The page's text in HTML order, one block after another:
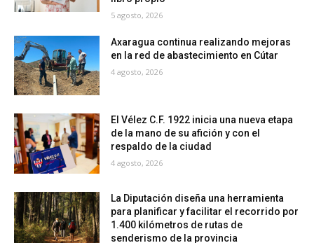
5 agosto, 2026
Axaragua continua realizando mejoras
en la red de abastecimiento en Cútar
4 agosto, 2026
El Vélez C.F. 1922 inicia una nueva etapa
de la mano de su afición y con el
respaldo de la ciudad
4 agosto, 2026
La Diputación diseña una herramienta
para planificar y facilitar el recorrido por
1.400 kilómetros de rutas de
senderismo de la provincia